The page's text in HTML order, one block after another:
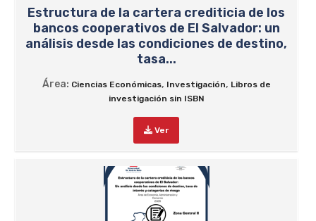
Estructura de la cartera crediticia de los
bancos cooperativos de El Salvador: un
análisis desde las condiciones de destino,
tasa...
Área: Ciencias Económicas, Investigación, Libros de
investigación sin ISBN
Ver